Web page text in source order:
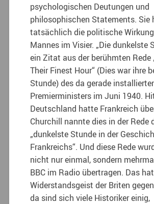
psychologischen Deutungen und
philosophischen Statements. Sie
tatsächlich die politische
Mannes im Visier. „Die dunkelste
ein Zitat aus der berühmten Rede
Their Finest Hour“ (Dies war ihre
Stunde) des da gerade
Premierministers im Juni 1940.
Deutschland hatte Frankreich
Churchill nannte dies in der Rede
„dunkelste Stunde in der
Frankreichs“. Und diese Rede
nicht nur einmal, sondern
BBC im Radio übertragen. Das
Widerstandsgeist der Briten
da sind sich viele Historiker einig,